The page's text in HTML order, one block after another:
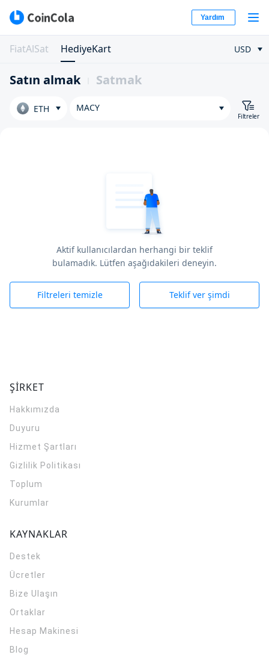
Yardım
FiatAlSat HediyeKart USD
Satın almak Satmak
ETH MACY
Filtreler
Aktif kullanıcılardan herhangi bir teklif
bulamadık. Lütfen aşağıdakileri deneyin.
Filtreleri temizle Teklif ver şimdi
ŞİRKET
Hakkımızda
Duyuru
Hizmet Şartları
Gizlilik Politikası
Toplum
Kurumlar
KAYNAKLAR
Destek
Ücretler
Bize Ulaşın
Ortaklar
Hesap Makinesi
Blog